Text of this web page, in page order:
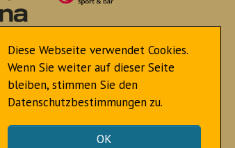
Diese Webseite verwendet Cookies.
Wenn Sie weiter auf dieser Seite
bleiben, stimmen Sie den
Datenschutzbestimmungen zu.
OK